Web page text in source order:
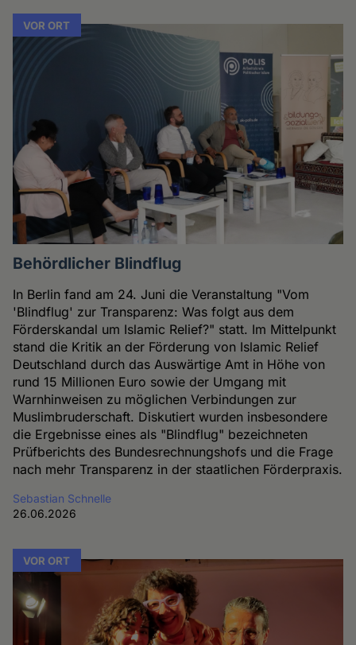
VOR ORT
Behördlicher Blindflug
In Berlin fand am 24. Juni die Veranstaltung "Vom
'Blindflug' zur Transparenz: Was folgt aus dem
Förderskandal um Islamic Relief?" statt. Im Mittelpunkt
stand die Kritik an der Förderung von Islamic Relief
Deutschland durch das Auswärtige Amt in Höhe von
rund 15 Millionen Euro sowie der Umgang mit
Warnhinweisen zu möglichen Verbindungen zur
Muslimbruderschaft. Diskutiert wurden insbesondere
die Ergebnisse eines als "Blindflug" bezeichneten
Prüfberichts des Bundesrechnungshofs und die Frage
nach mehr Transparenz in der staatlichen Förderpraxis.
Sebastian Schnelle
26.06.2026
VOR ORT